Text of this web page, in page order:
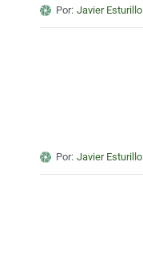
Por: Javier Esturillo
Por: Javier Esturillo